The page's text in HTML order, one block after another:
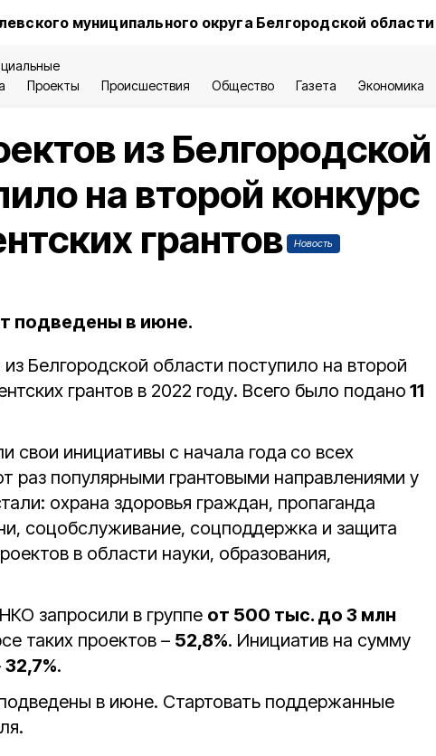
муниципального округа Белгородской области
Проекты Происшествия Общество Газета Экономика
из Белгородской
на второй конкурс
грантов
Новость
подведены в июне.
из Белгородской области поступило на второй
грантов в 2022 году. Всего было подано 11
свои инициативы с начала года со всех
раз популярными грантовыми направлениями у
охрана здоровья граждан, пропаганда
соцобслуживание, соцподдержка и защита
в области науки, образования,
запросили в группе от 500 тыс. до 3 млн
таких проектов – 52,8%. Инициатив на сумму
32,7%.
в июне. Стартовать поддержанные